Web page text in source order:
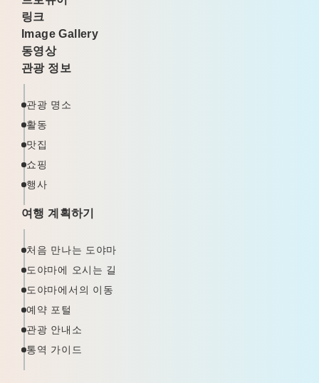
링크
Image Gallery
동영상
관광 정보
관광 명소
활동
맛집
쇼핑
행사
여행 계획하기
처음 만나는 도야마
도야마에 오시는 길
도야마에서의 이동
예약 포털
관광 안내소
통역 가이드